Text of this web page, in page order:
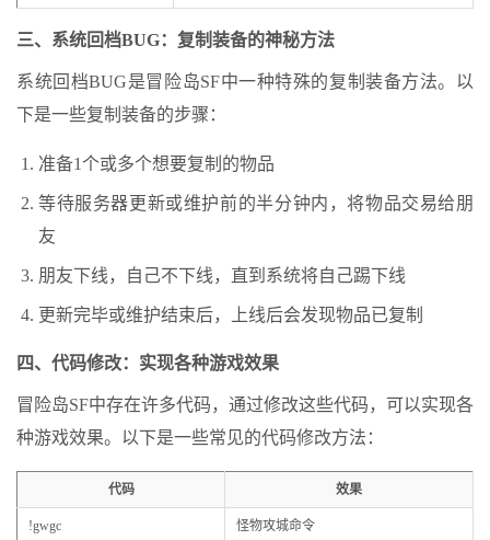
三、系统回档BUG：复制装备的神秘方法
系统回档BUG是冒险岛SF中一种特殊的复制装备方法。以
下是一些复制装备的步骤：
准备1个或多个想要复制的物品
等待服务器更新或维护前的半分钟内，将物品交易给朋
友
朋友下线，自己不下线，直到系统将自己踢下线
更新完毕或维护结束后，上线后会发现物品已复制
四、代码修改：实现各种游戏效果
冒险岛SF中存在许多代码，通过修改这些代码，可以实现各
种游戏效果。以下是一些常见的代码修改方法：
代码 效果
!gwgc 怪物攻城命令